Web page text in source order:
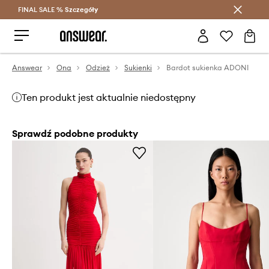
Oszczędzaj z Answear Club >
FINAL SALE % Szczegóły
Answear Ona Odzież Sukienki Bardot sukienka ADONI
Ten produkt jest aktualnie niedostępny
Sprawdź podobne produkty